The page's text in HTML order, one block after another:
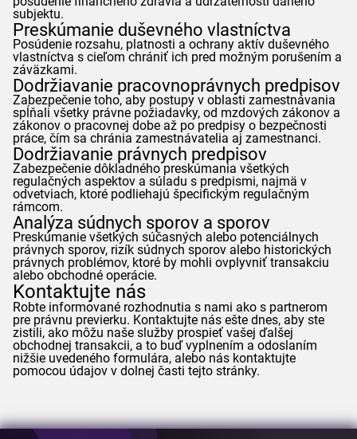
subjektu.
Preskúmanie duševného vlastníctva
Posúdenie rozsahu, platnosti a ochrany aktív duševného
vlastníctva s cieľom chrániť ich pred možným porušením a
záväzkami.
Dodržiavanie pracovnoprávnych predpisov
Zabezpečenie toho, aby postupy v oblasti zamestnávania
spĺňali všetky právne požiadavky, od mzdových zákonov a
zákonov o pracovnej dobe až po predpisy o bezpečnosti
práce, čím sa chránia zamestnávatelia aj zamestnanci.
Dodržiavanie právnych predpisov
Zabezpečenie dôkladného preskúmania všetkých
regulačných aspektov a súladu s predpismi, najmä v
odvetviach, ktoré podliehajú špecifickým regulačným
rámcom.
Analýza súdnych sporov a sporov
Preskúmanie všetkých súčasných alebo potenciálnych
právnych sporov, rizík súdnych sporov alebo historických
právnych problémov, ktoré by mohli ovplyvniť transakciu
alebo obchodné operácie.
Kontaktujte nás
Robte informované rozhodnutia s nami ako s partnerom
pre právnu previerku. Kontaktujte nás ešte dnes, aby ste
zistili, ako môžu naše služby prospieť vašej ďalšej
obchodnej transakcii, a to buď vyplnením a odoslaním
nižšie uvedeného formulára, alebo nás kontaktujte
pomocou údajov v dolnej časti tejto stránky.